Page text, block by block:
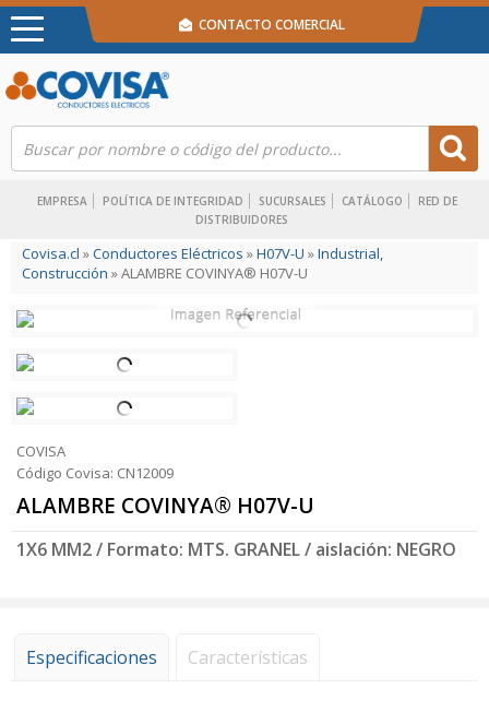
EMPRESA POLÍTICA DE INTEGRIDAD SUCURSALES CATÁLOGO
RED DE
DISTRIBUIDORES
CONTACTO COMERCIAL
Covisa.cl »Conductores Eléctricos »H07V-U »Industrial,
Construcción » ALAMBRE COVINYA® H07V-U
COVISA
Código Covisa: CN12009
ALAMBRE COVINYA® H07V-U
1X6 MM2 / Formato: MTS. GRANEL / aislación: NEGRO
Especificaciones Características